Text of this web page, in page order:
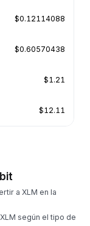
$0.12114088
$0.60570438
$1.21
$12.11
a XLM en la
según el tipo de